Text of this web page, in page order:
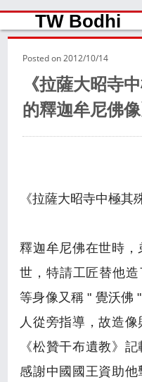
TW Bodhi
Posted on2012/10/14
《拉薩大昭寺
的釋迦牟尼佛像
《拉薩大昭寺中極其
釋迦牟尼佛在世時
世，特請工匠替他
等身像又稱 " 覺沃佛
人從旁指導，故造
《松贊干布遺教》
感謝中國國王資助